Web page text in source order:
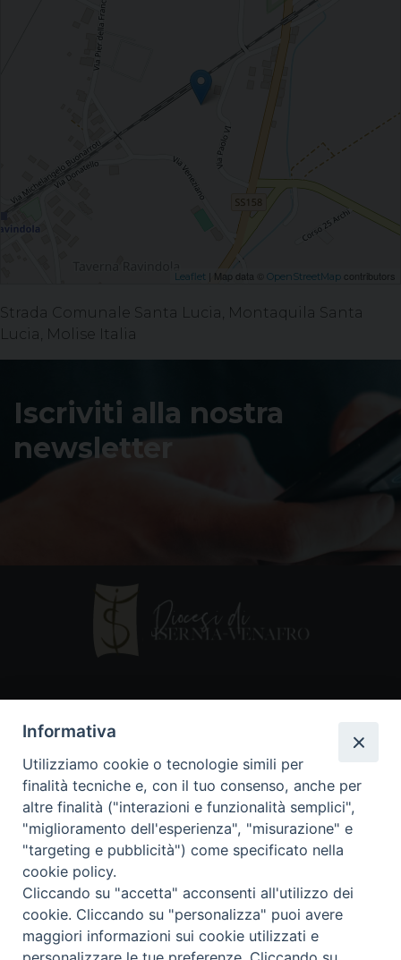
Leaflet | Map data © OpenStreetMap contributors
Strada Comunale Santa Lucia, Montaquila Santa
Lucia, Molise Italia
Iscriviti alla nostra
newsletter
86170 Isernia
086550849
segreteria@diocesiiserniavenafro.it
I nostri social
Copyright © 2018 - Diocesi di Isernia-Venafro (C.F.
90008750946). Riproduzione solo con permesso.
Tutti i diritti sono riservati
Informativa
Utilizziamo cookie o tecnologie simili per
finalità tecniche e, con il tuo consenso, anche per
altre finalità ("interazioni e funzionalità semplici",
"miglioramento dell'esperienza", "misurazione" e
"targeting e pubblicità") come specificato nella
cookie policy.
Cliccando su "accetta" acconsenti all'utilizzo dei
cookie. Cliccando su "personalizza" puoi avere
maggiori informazioni sui cookie utilizzati e